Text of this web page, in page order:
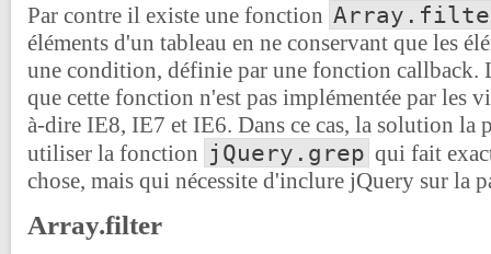
Par contre il existe une fonction
éléments d'un tableau en ne conservant que les
une condition, définie par une fonction callback.
que cette fonction n'est pas implémentée par les
à-dire IE8, IE7 et IE6. Dans ce cas, la solution la
utiliser la fonction jQuery.grep qui fait
chose, mais qui nécessite d'inclure jQuery sur la
Array.filter